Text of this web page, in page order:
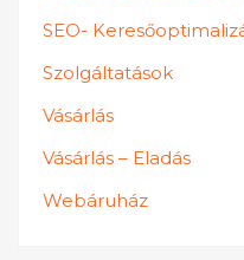
SEO-
Szolgáltatások
Vásárlás
Vásárlás – Eladás
Webáruház